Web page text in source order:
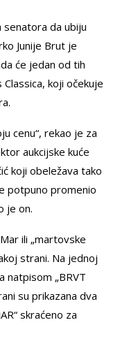
da ubiju
Junije Brut je
će jedan od tih
koji očekuje
cenu“, rekao je za
aukcijske kuće
koji obeležava tako
potpuno promenio
je on.
ili „martovske
strani. Na jednoj
natpisom „BRVT
su prikazana dva
skraćeno za